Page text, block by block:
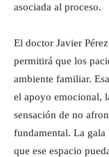
asociada al proceso.
El doctor Javier
permitirá que los
ambiente familiar.
el apoyo emocional,
sensación de no
fundamental. La gala
que ese espacio